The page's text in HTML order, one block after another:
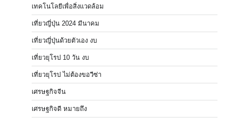
เทคโนโลยีเพื่อสิ่งแวดล้อม
เที่ยวญี่ปุ่น 2024 มีนาคม
เที่ยวญี่ปุ่นด้วยตัวเอง งบ
เที่ยวยุโรป 10 วัน งบ
เที่ยวยุโรป ไม่ต้องขอวีซ่า
เศรษฐกิจจีน
เศรษฐกิจดี หมายถึง